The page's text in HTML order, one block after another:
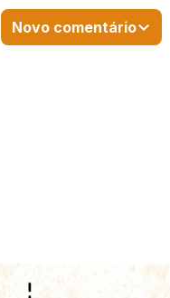
Novo comentário